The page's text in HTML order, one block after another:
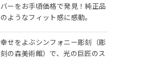
バーをお手頃価格で発見！純正品
のようなフィット感に感動。
幸せをよぶシンフォニー彫刻（彫
刻の森美術館）で、光の巨匠のス